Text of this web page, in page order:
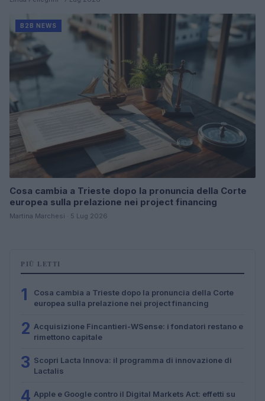
B2B NEWS
Cosa cambia a Trieste dopo la pronuncia della Corte
europea sulla prelazione nei project financing
Martina Marchesi · 5 Lug 2026
PIÙ LETTI
1
Cosa cambia a Trieste dopo la pronuncia della Corte
europea sulla prelazione nei project financing
2 Acquisizione Fincantieri-WSense: i fondatori restano e
rimettono capitale
3 Scopri Lacta Innova: il programma di innovazione di
Lactalis
4 Apple e Google contro il Digital Markets Act: effetti su